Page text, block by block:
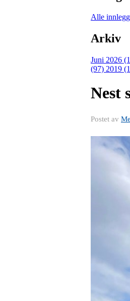
Alle innlegg
Arkiv
Juni 2026
(97) 2019
Nest
Postet av